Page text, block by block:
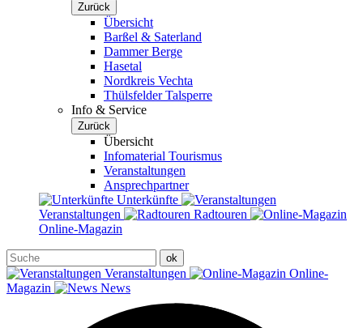
Zurück
Übersicht
Barßel & Saterland
Dammer Berge
Hasetal
Nordkreis Vechta
Thülsfelder Talsperre
Info & Service
Zurück
Übersicht
Infomaterial Tourismus
Veranstaltungen
Ansprechpartner
Unterkünfte
Veranstaltungen
Radtouren
Online-Magazin
Veranstaltungen
Online-
Magazin
News